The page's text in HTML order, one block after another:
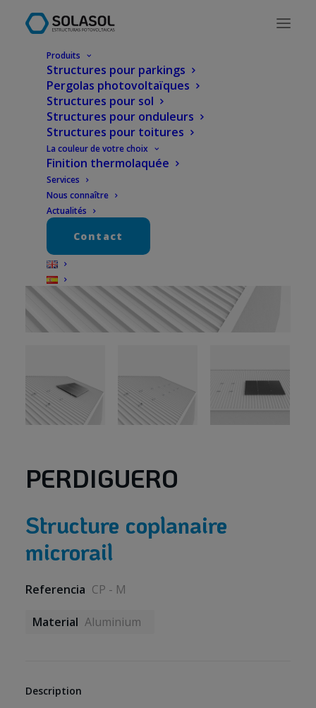
Produits
Structures pour parkings
Pergolas photovoltaïques
Structures pour sol
Structures pour onduleurs
Structures pour toitures
La couleur de votre choix
Finition thermolaquée
Services
Nous connaître
Actualités
Contact
PERDIGUERO
Structure coplanaire
microrail
Referencia CP - M
Material Aluminium
Description